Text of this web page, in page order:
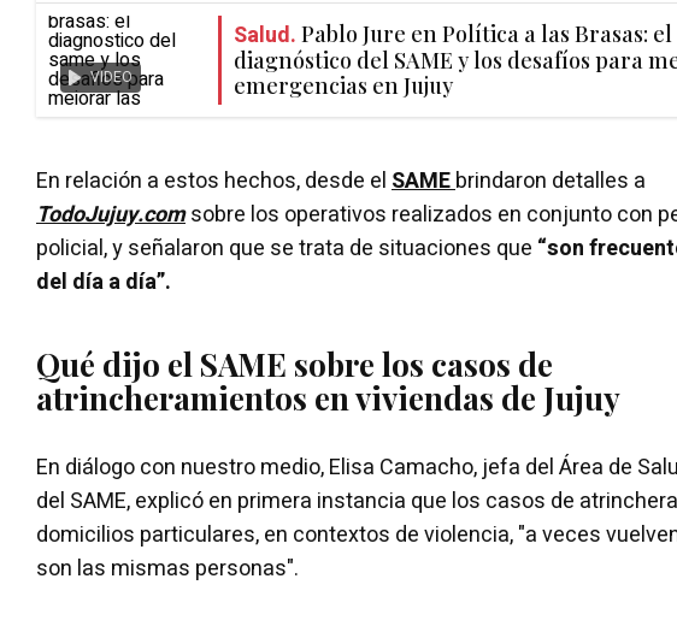
VIDEO
Salud. Pablo Jure en Política a las Brasas: el
diagnóstico del SAME y los desafíos para
emergencias en Jujuy
En relación a estos hechos, desde elSAMEbrindaron detalles a
TodoJujuy.comsobre los operativos realizados en conjunto con
policial, y señalaron que se trata de situaciones que “son
del día a día”.
Qué dijo el SAME sobre los casos de
atrincheramientos en viviendas de Jujuy
En diálogo con nuestro medio, Elisa Camacho, jefa del Área de
del SAME, explicó en primera instancia que los casos de
domicilios particulares, en contextos de violencia, "a veces
son las mismas personas".